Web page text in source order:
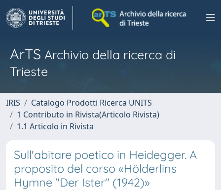
ArTS Archivio della ricerca di
Trieste
IRIS
Catalogo Prodotti Ricerca UNITS
1 Contributo in Rivista(Articolo Rivista)
1.1 Articolo in Rivista
Sull'abitare poetico in Heidegger. A
proposito del corso «Hölderlins
Hymne "Der Ister" (1942)»